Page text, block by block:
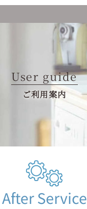
User guide
ご利用案内
After Service